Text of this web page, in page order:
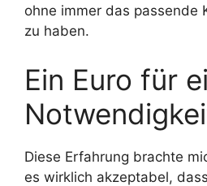
ohne immer das passende
zu haben.
Ein Euro für
Diese Erfahrung brachte
es wirklich akzeptabel,